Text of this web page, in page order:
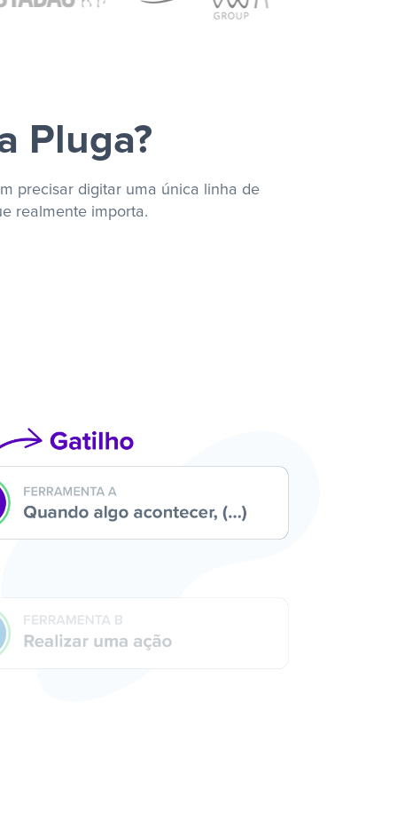
Pluga?
precisar digitar uma única linha de
realmente importa.